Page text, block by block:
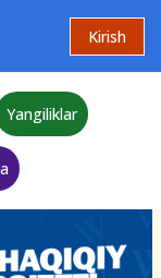
Kirish
Yangiliklar